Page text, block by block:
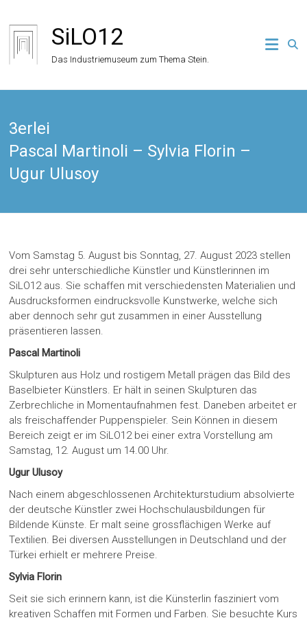
Inhalt
springen
SiLO12
Das Industriemuseum zum Thema Stein.
3erlei
Pascal Martinoli – Sylvia Florin –
Ugur Ulusoy
Vom Samstag 5. August bis Sonntag, 27. August 2023 stellen
drei sehr unterschiedliche Künstler und Künstlerinnen im
SiLO12 aus. Sie schaffen mit verschiedensten Materialien und
Ausdrucksformen eindrucksvolle Kunstwerke, welche sich
aber dennoch sehr gut zusammen in einer Ausstellung
präsentieren lassen.
Pascal Martinoli
Skulpturen aus Holz und rostigem Metall prägen das Bild des
Baselbieter Künstlers. Er hält in seinen Skulpturen das
Zerbrechliche in Momentaufnahmen fest. Daneben arbeitet er
als freischaffender Puppenspieler. Sein Können in diesem
Bereich zeigt er im SiLO12 bei einer extra Vorstellung am
Samstag, 12. August um 14.00 Uhr.
Ugur Ulusoy
Nach einem abgeschlossenen Architekturstudium absolvierte
der deutsche Künstler zwei Hochschulausbildungen für
Bildende Künste. Er malt seine grossflächigen Werke auf
Textilien. Bei diversen Ausstellungen in Deutschland und der
Türkei erhielt er mehrere Preise.
Sylvia Florin
Seit sie sich erinnern kann, ist die Künsterlin fasziniert vom
kreativen Schaffen mit Formen und Farben. Sie besuchte Kurs